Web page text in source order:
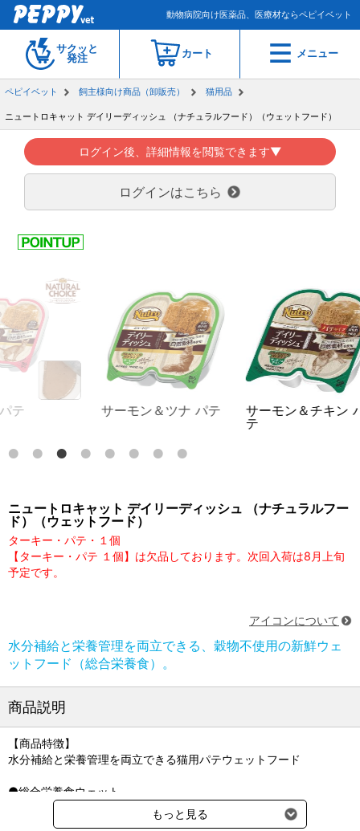
動物病院向け医薬品、医療材ならペピイベット
サクッと
発注
カート メニュー
ペピイベット 飼主様向け商品（卸販売） 猫用品
ニュートロキャット デイリーディッシュ （ナチュラルフード）（ウェットフード）
ログイン後、詳細情報を閲覧できます▼
ログインはこちら
ーモン＆ツナ パテ
サーモン＆チキン パ
ターキー パ
ニュートロキャット デイリーディッシュ （ナチュラルフー
ド）（ウェットフード）
ターキー・パテ・１個
【ターキー・パテ １個】は欠品しております。次回入荷は8月上旬
予定です。
アイコンについて
水分補給と栄養管理を両立できる、穀物不使用の新鮮ウェ
ットフード（総合栄養食）。
商品説明
【商品特徴】
水分補給と栄養管理を両立できる猫用パテウェットフード
●総合栄養食ウェット
ウェットのみでも安心して与えられる、猫用総合栄養食です。
肉食の愛猫のために、肉や魚を第一主原料に使用し、穀物フリー。
もっと見る